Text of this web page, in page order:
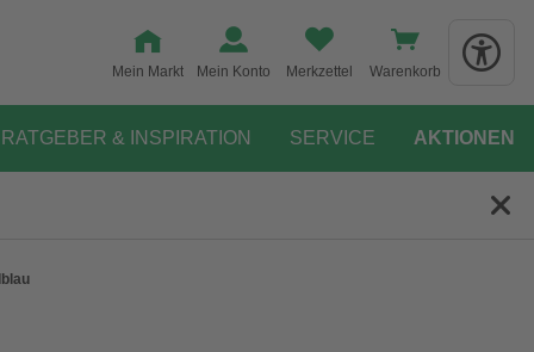
Mein Markt Mein Konto Merkzettel Warenkorb
RATGEBER & INSPIRATION SERVICE AKTIONEN